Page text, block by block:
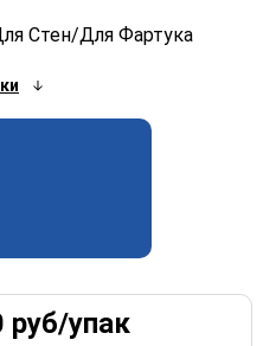
Стен/Для Фартука
руб/упак